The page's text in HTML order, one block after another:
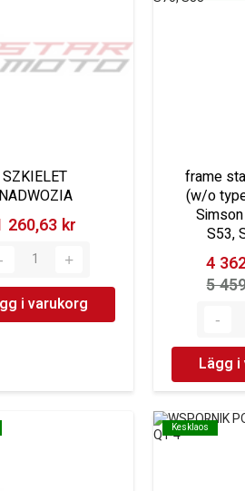
SZKIELET
NADWOZIA
260,63 kr‎
i varukorg
frame
(w/o
S53,
4
5
Lägg i
Kesklaos
Kesklaos